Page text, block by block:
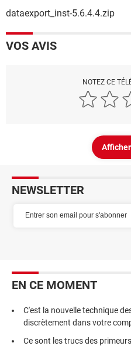
dataexport_inst-5.6.4.4.zip
VOS AVIS
NOTEZ CE
NEWSLETTER
EN CE MOMENT
C'est la nouvelle technique
discrètement dans votre
Ce sont les trucs des